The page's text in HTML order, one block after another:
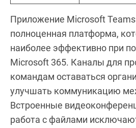
Приложение Microsoft
полноценная платформа,
наиболее эффективно при
Microsoft 365. Каналы для
командам оставаться
улучшать коммуникацию
Встроенные
работа с файлами